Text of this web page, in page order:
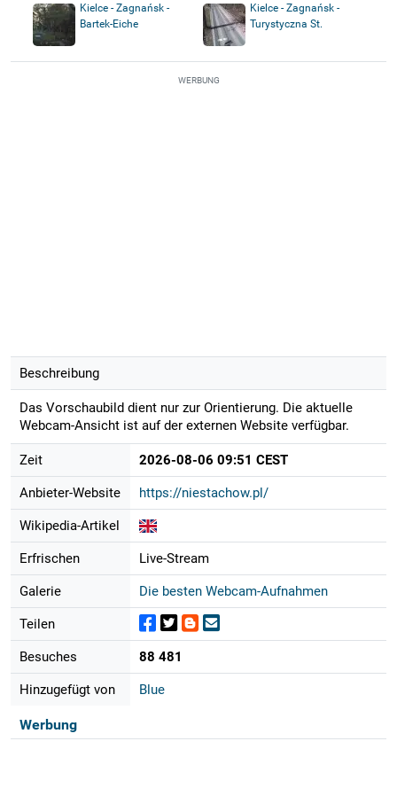
Kielce - Zagnańsk -
Bartek-Eiche
Kielce - Zagnańsk -
Turystyczna St.
WERBUNG
Beschreibung
Das Vorschaubild dient nur zur Orientierung. Die aktuelle
Webcam-Ansicht ist auf der externen Website verfügbar.
Zeit 2026-08-06 09:51 CEST
Anbieter-Website https://niestachow.pl/
Wikipedia-Artikel
Erfrischen Live-Stream
Galerie Die besten Webcam-Aufnahmen
Teilen
Besuches 88 481
Hinzugefügt von Blue
Werbung